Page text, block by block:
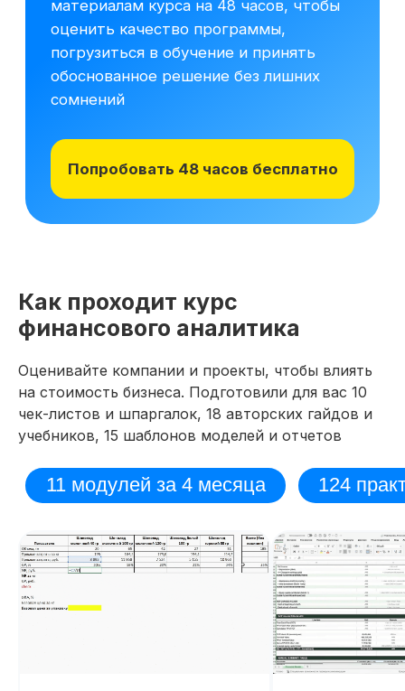
Как проходит курс
финансового аналитика
Оценивайте компании и проекты, чтобы влиять
на стоимость бизнеса. Подготовили для вас 10
чек-листов и шпаргалок, 18 авторских гайдов и
учебников, 15 шаблонов моделей и отчетов